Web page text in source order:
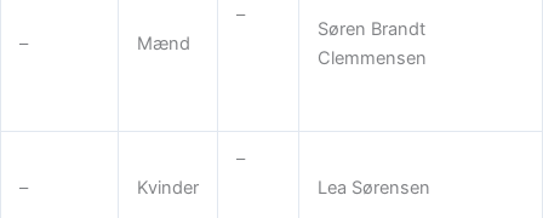
– Mænd
–
Søren Brandt
Clemmensen
– Kvinder
–
Lea Sørensen